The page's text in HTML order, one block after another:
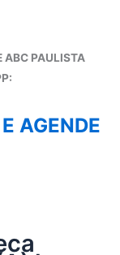
ABC PAULISTA
AGENDE